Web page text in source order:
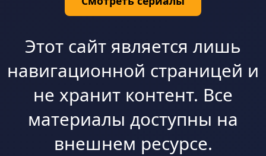
Этот сайт является лишь
навигационной страницей и
не хранит контент. Все
материалы доступны на
внешнем ресурсе.